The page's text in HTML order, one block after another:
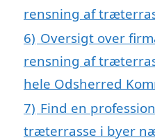
rensning af
6) Oversigt over
rensning af
hele Odsherred
7) Find en
træterrasse i byer